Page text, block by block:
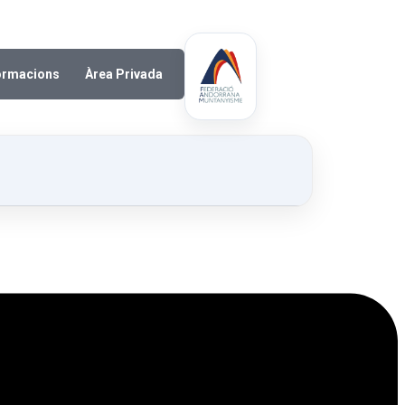
Àrea Privada